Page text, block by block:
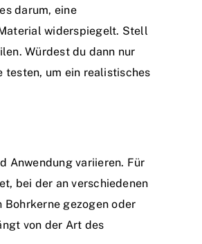
darum, eine
widerspiegelt. Stell
Würdest du dann nur
testen, um ein realistisches
Anwendung variieren. Für
bei der an verschiedenen
Bohrkerne gezogen oder
von der Art des